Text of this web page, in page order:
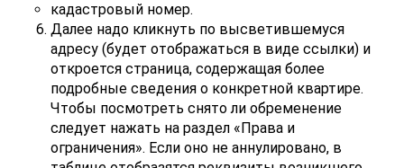
кадастровый номер.
Далее надо кликнуть по высветившемуся
адресу (будет отображаться в виде ссылки) и
откроется страница, содержащая более
подробные сведения о конкретной квартире.
Чтобы посмотреть снято ли обременение
следует нажать на раздел «Права и
ограничения». Если оно не аннулировано, в